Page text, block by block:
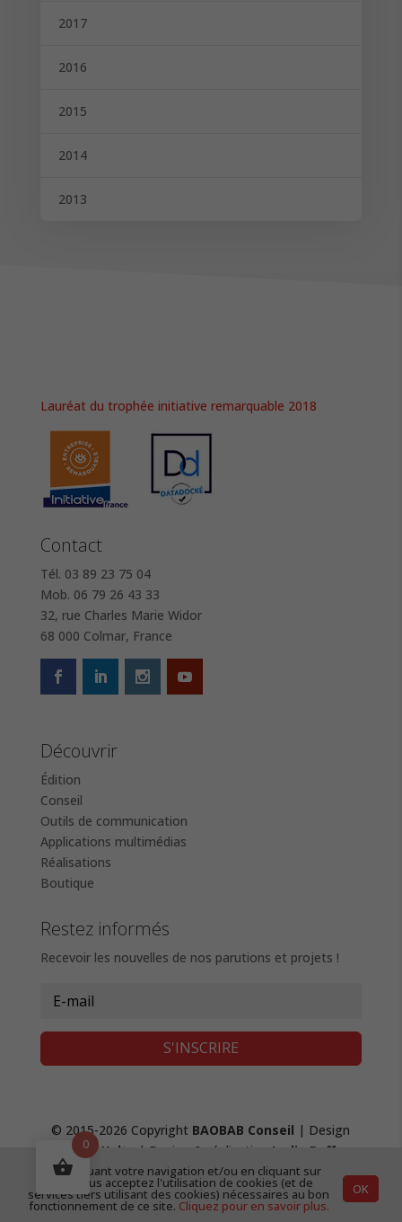
2017
2016
2015
2014
2013
Lauréat du trophée initiative remarquable 2018
Contact
Tél. 03 89 23 75 04
Mob. 06 79 26 43 33
32, rue Charles Marie Widor
68 000 Colmar, France
Découvrir
Édition
Conseil
Outils de communication
Applications multimédias
Réalisations
Boutique
Restez informés
Recevoir les nouvelles de nos parutions et projets !
S'INSCRIRE
© 2015-2026 Copyright BAOBAB Conseil | Design
Fanny Waltz
| Design & réalisation Lydie Boffy
création de site web|Mentions Légales &
Confidentialité|CGV
0
En continuant votre navigation et/ou en cliquant sur
"OK", vous acceptez l'utilisation de cookies (et de
services tiers utilisant des cookies) nécessaires au bon
fonctionnement de ce site. Cliquez pour en savoir plus.
OK